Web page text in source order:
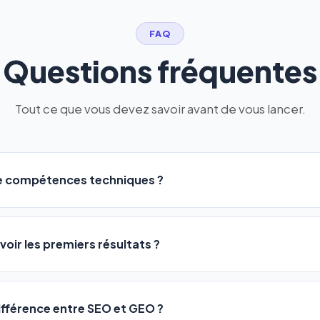
FAQ
Questions fréquentes
Tout ce que vous devez savoir avant de vous lancer.
compétences techniques ?
a été conçu pour être accessible àtous les profils:
ou agences. Pas de code, pas de configuration complexe —
votre activité, et le logiciel gère tout en automatique
les premiers résultats ?
observent une amélioration de leur positionnement en4
entre SEO et GEO ?